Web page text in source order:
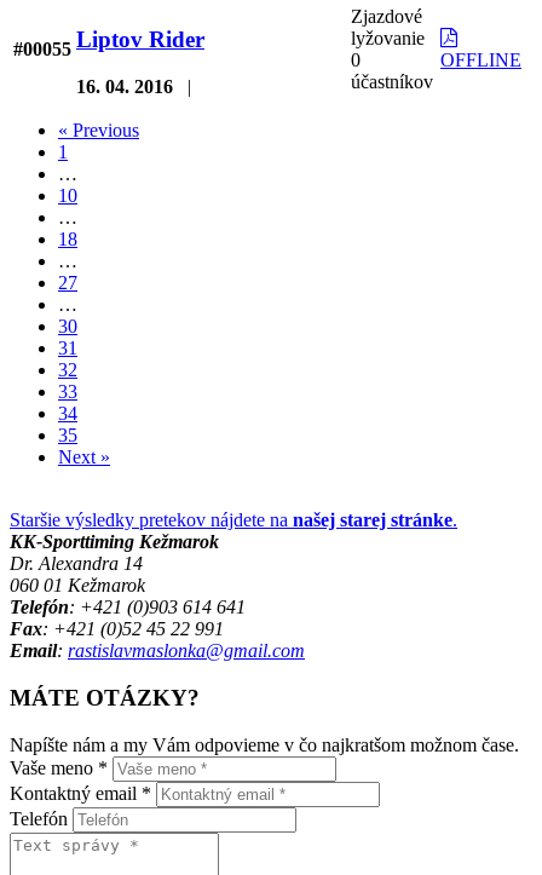
#00055 Liptov Rider
16. 04. 2016 |
Zjazdové
lyžovanie
0
účastníkov
OFFLINE
« Previous
1
…
10
…
18
…
27
…
30
31
32
33
34
35
Next »
Staršie výsledky pretekov nájdete na našej starej stránke.
KK-Sporttiming Kežmarok
Dr. Alexandra 14
060 01 Kežmarok
Telefón: +421 (0)903 614 641
Fax: +421 (0)52 45 22 991
Email: rastislavmaslonka@gmail.com
MÁTE OTÁZKY?
Napíšte nám a my Vám odpovieme v čo najkratšom možnom čase.
Vaše meno *
Kontaktný email *
Telefón